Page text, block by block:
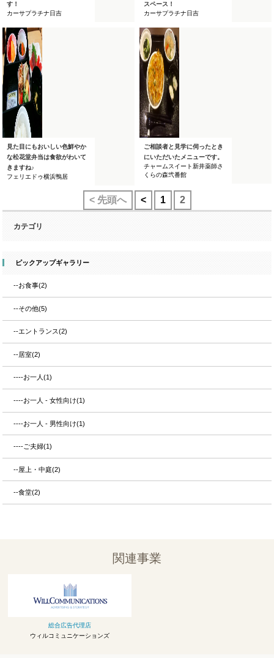
す！
カーサプラチナ日吉
スペース！
カーサプラチナ日吉
見た目にもおいしい色鮮やか
な松花堂弁当は食欲がわいて
きますね♪
フェリエドゥ横浜鴨居
ご相談者と見学に伺ったとき
にいただいたメニューです。
チャームスイート新井薬師さ
くらの森弐番館
< 先頭へ < 1 2
カテゴリ
ピックアップギャラリー
--お食事(2)
--その他(5)
--エントランス(2)
--居室(2)
----お一人(1)
----お一人 - 女性向け(1)
----お一人 - 男性向け(1)
----ご夫婦(1)
--屋上・中庭(2)
--食堂(2)
関連事業
総合広告代理店
ウィルコミュニケーションズ